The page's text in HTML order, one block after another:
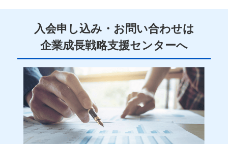
入会申し込み・お問い合わせは
企業成長戦略支援センターへ